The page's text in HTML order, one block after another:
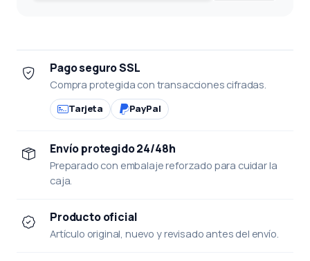
Pago seguro SSL
Compra protegida con transacciones cifradas.
Tarjeta PayPal
Envío protegido 24/48h
Preparado con embalaje reforzado para cuidar la
caja.
Producto oficial
Artículo original, nuevo y revisado antes del envío.